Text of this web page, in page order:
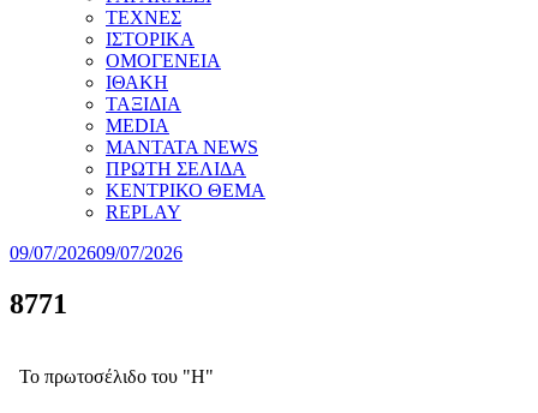
ΤΕΧΝΕΣ
ΙΣΤΟΡΙΚΑ
ΟΜΟΓΕΝΕΙΑ
ΙΘΑΚΗ
ΤΑΞΙΔΙΑ
MEDIA
MANTATA NEWS
ΠΡΩΤΗ ΣΕΛΙΔΑ
ΚΕΝΤΡΙΚΟ ΘΕΜΑ
REPLAY
09/07/202609/07/2026
8771
Το πρωτοσέλιδο του "Η"